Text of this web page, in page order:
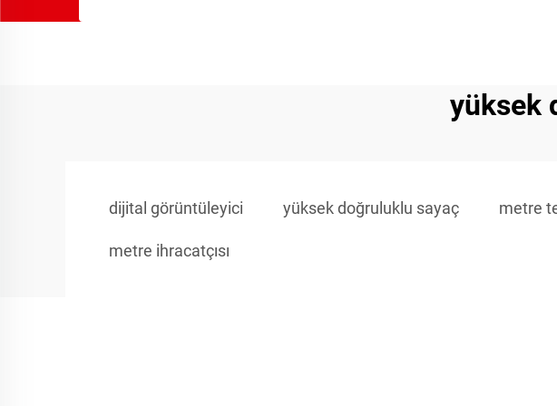
yüksek
dijital görüntüleyici yüksek doğruluklu sayaç metre
metre ihracatçısı